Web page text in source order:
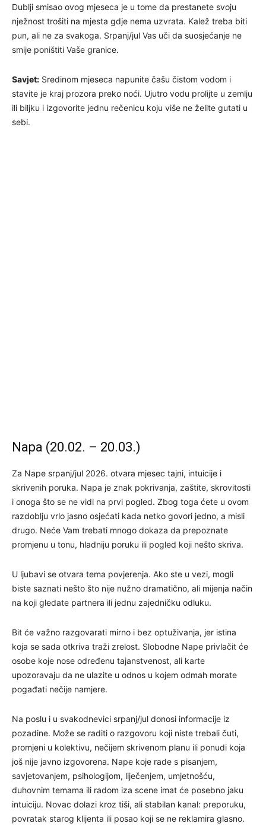
Dublji smisao ovog mjeseca je u tome da prestanete svoju
nježnost trošiti na mjesta gdje nema uzvrata. Kalež treba biti
pun, ali ne za svakoga. Srpanj/jul Vas uči da suosjećanje ne
smije poništiti Vaše granice.
Savjet: Sredinom mjeseca napunite čašu čistom vodom i
stavite je kraj prozora preko noći. Ujutro vodu prolijte u zemlju
ili biljku i izgovorite jednu rečenicu koju više ne želite gutati u
sebi.
Napa (20.02. – 20.03.)
Za Nape srpanj/jul 2026. otvara mjesec tajni, intuicije i
skrivenih poruka. Napa je znak pokrivanja, zaštite, skrovitosti
i onoga što se ne vidi na prvi pogled. Zbog toga ćete u ovom
razdoblju vrlo jasno osjećati kada netko govori jedno, a misli
drugo. Neće Vam trebati mnogo dokaza da prepoznate
promjenu u tonu, hladniju poruku ili pogled koji nešto skriva.
U ljubavi se otvara tema povjerenja. Ako ste u vezi, mogli
biste saznati nešto što nije nužno dramatično, ali mijenja način
na koji gledate partnera ili jednu zajedničku odluku.
Bit će važno razgovarati mirno i bez optuživanja, jer istina
koja se sada otkriva traži zrelost. Slobodne Nape privlačit će
osobe koje nose određenu tajanstvenost, ali karte
upozoravaju da ne ulazite u odnos u kojem odmah morate
pogađati nečije namjere.
Na poslu i u svakodnevici srpanj/jul donosi informacije iz
pozadine. Može se raditi o razgovoru koji niste trebali čuti,
promjeni u kolektivu, nečijem skrivenom planu ili ponudi koja
još nije javno izgovorena. Nape koje rade s pisanjem,
savjetovanjem, psihologijom, liječenjem, umjetnošću,
duhovnim temama ili radom iza scene imat će posebno jaku
intuiciju. Novac dolazi kroz tiši, ali stabilan kanal: preporuku,
povratak starog klijenta ili posao koji se ne reklamira glasno.